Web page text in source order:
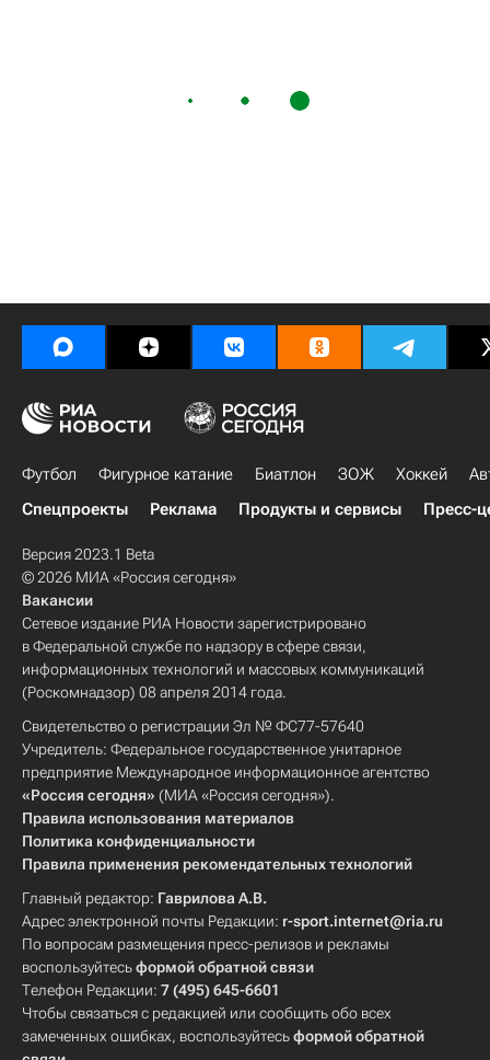
Футбол Фигурное катание Биатлон ЗОЖ Хоккей
Спецпроекты
Реклама Продукты и сервисы Пресс-
Версия 2023.1 Beta
© 2026 МИА «Россия сегодня»
Вакансии
Сетевое издание РИА Новости зарегистрировано
в Федеральной службе по надзору в сфере связи,
информационных технологий и массовых коммуникаций
(Роскомнадзор) 08 апреля 2014 года.
Свидетельство о регистрации Эл № ФС77-57640
Учредитель: Федеральное государственное унитарное
предприятие Международное информационное агентство
«Россия сегодня» (МИА «Россия сегодня»).
Правила использования материалов
Политика конфиденциальности
Правила применения рекомендательных технологий
Главный редактор: Гаврилова А.В.
Адрес электронной почты Редакции: r-sport.internet@ria.ru
По вопросам размещения пресс-релизов и рекламы
воспользуйтесьформой обратной связи
Телефон Редакции: 7 (495) 645-6601
Чтобы связаться с редакцией или сообщить обо всех
замеченных ошибках, воспользуйтесьформой обратной